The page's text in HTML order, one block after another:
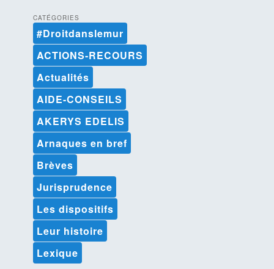
h
e
c
h
CATÉGORIES
#Droitdanslemur
ACTIONS-RECOURS
Actualités
AIDE-CONSEILS
AKERYS EDELIS
Arnaques en bref
Brèves
Jurisprudence
Les dispositifs
Leur histoire
Lexique